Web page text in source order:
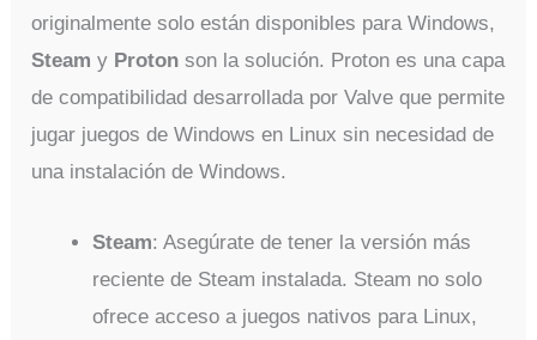
originalmente solo están disponibles para Windows,
Steam y Proton son la solución. Proton es una capa
de compatibilidad desarrollada por Valve que permite
jugar juegos de Windows en Linux sin necesidad de
una instalación de Windows.
Steam: Asegúrate de tener la versión más
reciente de Steam instalada. Steam no solo
ofrece acceso a juegos nativos para Linux,